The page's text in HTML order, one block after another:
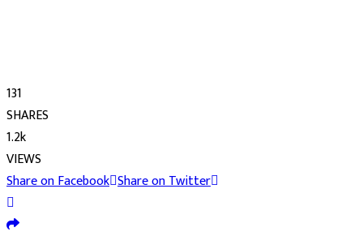
131
SHARES
1.2k
VIEWS
Share on Facebook Share on Twitter